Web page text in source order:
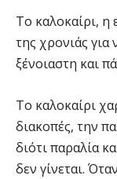
Το καλοκαίρι, η
της χρονιάς
ξένοιαστη και
Το καλοκαίρι
διακοπές, την
διότι παραλία
δεν γίνεται.